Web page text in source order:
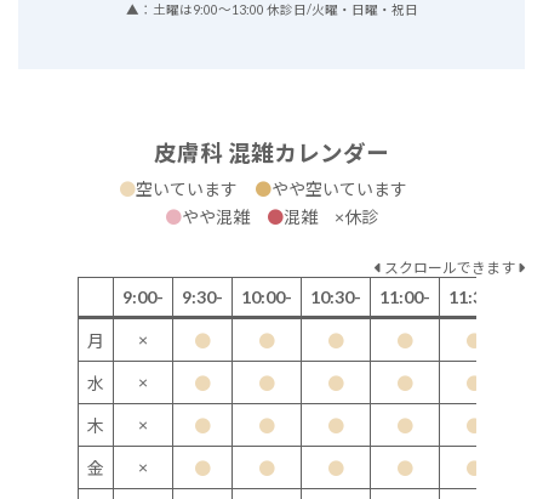
▲：土曜は9:00～13:00 休診日/火曜・日曜・祝日
皮膚科 混雑カレンダー
●空いています ●やや空いています
●やや混雑 ●混雑 ×休診
スクロールできます
9:00- 9:30- 10:00- 10:30- 11:00- 11:30-
月 × ● ● ● ● ●
水 × ● ● ● ● ●
木 × ● ● ● ● ●
金 × ● ● ● ● ●